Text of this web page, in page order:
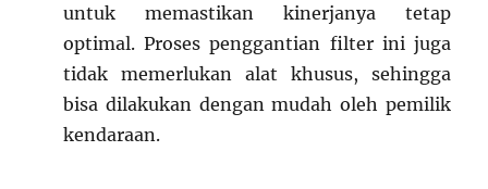
untuk memastikan kinerjanya tetap
optimal. Proses penggantian filter ini juga
tidak memerlukan alat khusus, sehingga
bisa dilakukan dengan mudah oleh pemilik
kendaraan.